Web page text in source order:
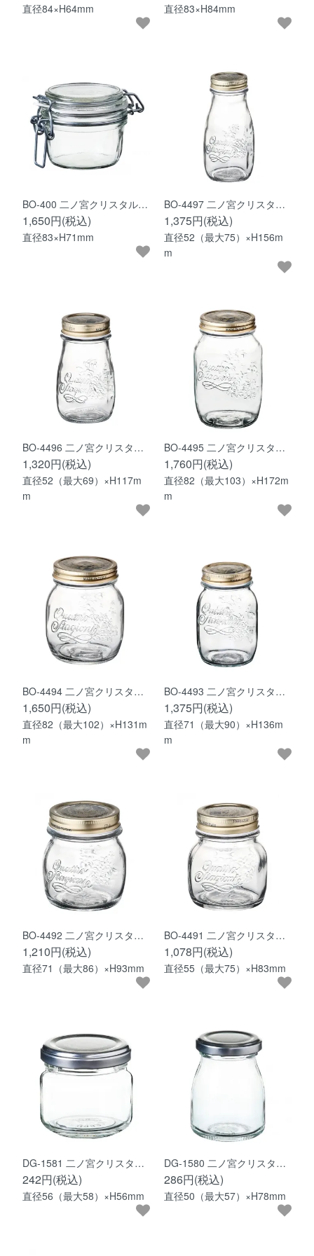
直径84×H64mm 直径83×H84mm
BO-400 二ノ宮クリスタル…
1,650円(税込)
直径83×H71mm
BO-4497 二ノ宮クリスタ…
1,375円(税込)
直径52（最大75）×H156m
m
BO-4496 二ノ宮クリスタ…
1,320円(税込)
直径52（最大69）×H117m
m
BO-4495 二ノ宮クリスタ…
1,760円(税込)
直径82（最大103）×H172m
m
BO-4494 二ノ宮クリスタ…
1,650円(税込)
直径82（最大102）×H131m
m
BO-4493 二ノ宮クリスタ…
1,375円(税込)
直径71（最大90）×H136m
m
BO-4492 二ノ宮クリスタ…
1,210円(税込)
直径71（最大86）×H93mm
BO-4491 二ノ宮クリスタ…
1,078円(税込)
直径55（最大75）×H83mm
DG-1581 二ノ宮クリスタ…
242円(税込)
直径56（最大58）×H56mm
DG-1580 二ノ宮クリスタ…
286円(税込)
直径50（最大57）×H78mm